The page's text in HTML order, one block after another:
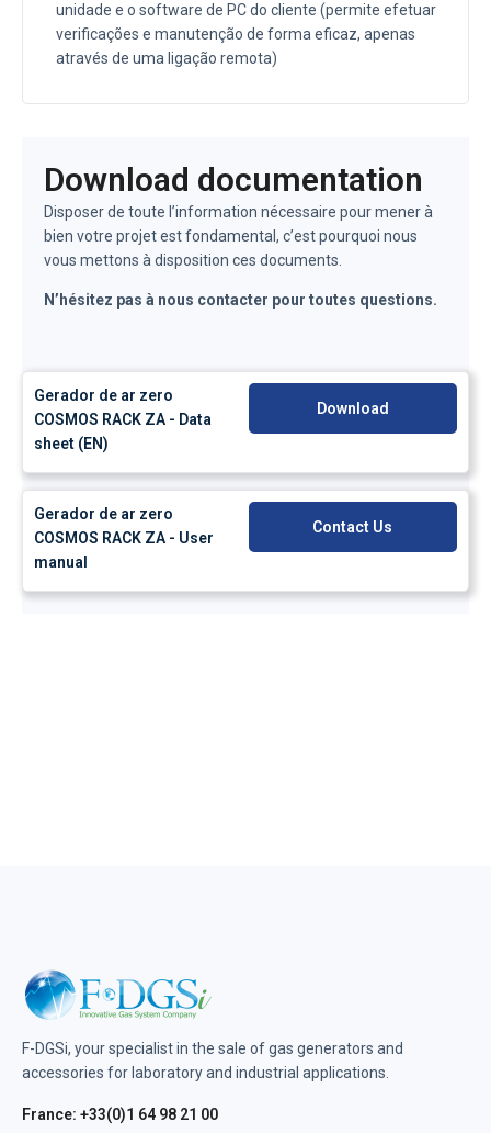
unidade e o software de PC do cliente (permite efetuar
verificações e manutenção de forma eficaz, apenas
através de uma ligação remota)
Download documentation
Disposer de toute l’information nécessaire pour mener à
bien votre projet est fondamental, c’est pourquoi nous
vous mettons à disposition ces documents.
N’hésitez pas à nous contacter pour toutes questions.
Gerador de ar zero
COSMOS RACK ZA - Data
sheet (EN)
Download
Gerador de ar zero
COSMOS RACK ZA - User
manual
Contact Us
F-DGSi, your specialist in the sale of gas generators and
accessories for laboratory and industrial applications.
France: +33(0)1 64 98 21 00